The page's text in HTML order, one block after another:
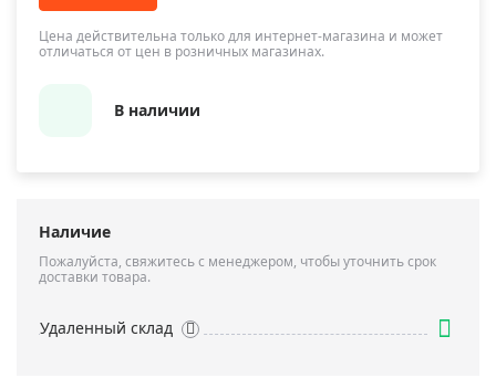
Цена действительна только для интернет-магазина и может
отличаться от цен в розничных магазинах.
В наличии
Наличие
Пожалуйста, свяжитесь с менеджером, чтобы уточнить срок
доставки товара.
Удаленный склад